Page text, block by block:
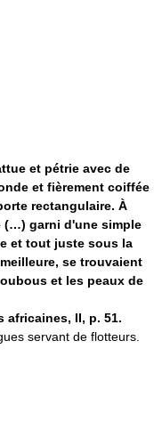
et pétrie avec de
et fièrement coiffée
rectangulaire. À
(…) garni d'une simple
et tout juste sous la
se trouvaient
et les peaux de
africaines, II, p. 51.
servant de flotteurs.